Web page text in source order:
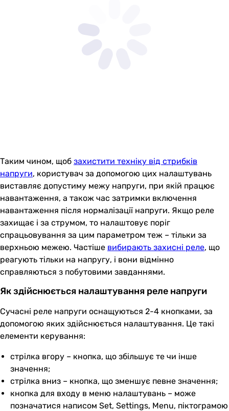
Таким чином, щоб захистити техніку від стрибків
напруги, користувач за допомогою цих налаштувань
виставляє допустиму межу напруги, при якій працює
навантаження, а також час затримки включення
навантаження після нормалізації напруги. Якщо реле
захищає і за струмом, то налаштовує поріг
спрацьовування за цим параметром теж – тільки за
верхньою межею. Частіше вибирають захисні реле, що
реагують тільки на напругу, і вони відмінно
справляються з побутовими завданнями.
Як здійснюється налаштування реле напруги
Сучасні реле напруги оснащуються 2-4 кнопками, за
допомогою яких здійснюється налаштування. Це такі
елементи керування:
стрілка вгору – кнопка, що збільшує те чи інше
значення;
стрілка вниз – кнопка, що зменшує певне значення;
кнопка для входу в меню налаштувань – може
позначатися написом Set, Settings, Menu, піктограмою